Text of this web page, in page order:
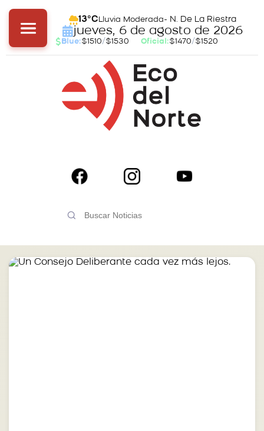
13°C Lluvia Moderada- N. De La Riestra
jueves, 6 de agosto de 2026
Blue:$1510/$1530 Oficial:$1470/$1520